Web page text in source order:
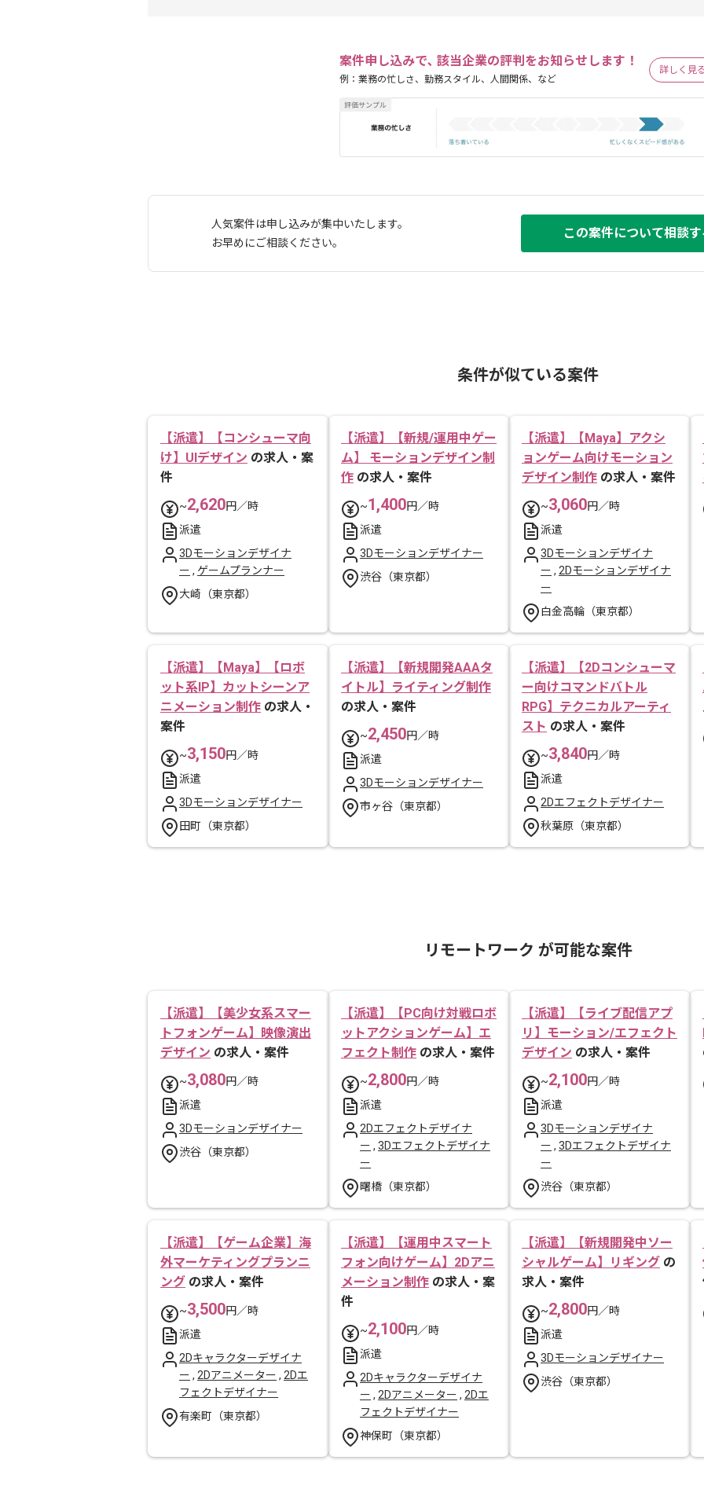
案件申し込みで､ 該当企業の評判をお知らせします！
例：業務の忙しさ、勤務スタイル、人間関係、など
詳しく見
人気案件は申し込みが集中いたします。
お早めにご相談ください。
この案件について相談
条件が似ている案件
【派遣】【コンシューマ向
け】UIデザイン の求人・案
件
~2,620円／時
派遣
3Dモーションデザイナ
ー , ゲームプランナー
大崎（東京都）
【派遣】【新規/運用中ゲー
ム】 モーションデザイン制
作 の求人・案件
~1,400円／時
派遣
3Dモーションデザイナー
渋谷（東京都）
【派遣】【Maya】アクシ
ョンゲーム向けモーション
デザイン制作 の求人・案件
~3,060円／時
派遣
3Dモーションデザイナ
ー , 2Dモーションデザイナ
ー
白金高輪（東京都）
【派遣】【Maya】【ロボ
ット系IP】カットシーンア
ニメーション制作 の求人・
案件
~3,150円／時
派遣
3Dモーションデザイナー
田町（東京都）
【派遣】【新規開発AAAタ
イトル】ライティング制作
の求人・案件
~2,450円／時
派遣
3Dモーションデザイナー
市ヶ谷（東京都）
【派遣】【2Dコンシューマ
ー向けコマンドバトル
RPG】テクニカルアーティ
スト の求人・案件
~3,840円／時
派遣
2Dエフェクトデザイナー
秋葉原（東京都）
リモートワーク が可能な案件
【派遣】【美少女系スマー
トフォンゲーム】映像演出
デザイン の求人・案件
~3,080円／時
派遣
3Dモーションデザイナー
渋谷（東京都）
【派遣】【PC向け対戦ロボ
ットアクションゲーム】エ
フェクト制作 の求人・案件
~2,800円／時
派遣
2Dエフェクトデザイナ
ー , 3Dエフェクトデザイナ
ー
曙橋（東京都）
【派遣】【ライブ配信アプ
リ】モーション/エフェクト
デザイン の求人・案件
~2,100円／時
派遣
3Dモーションデザイナ
ー , 3Dエフェクトデザイナ
ー
渋谷（東京都）
【派遣】【ゲーム企業】海
外マーケティングプランニ
ング の求人・案件
~3,500円／時
派遣
2Dキャラクターデザイナ
ー , 2Dアニメーター , 2Dエ
フェクトデザイナー
有楽町（東京都）
【派遣】【運用中スマート
フォン向けゲーム】2Dアニ
メーション制作 の求人・案
件
~2,100円／時
派遣
2Dキャラクターデザイナ
ー , 2Dアニメーター , 2Dエ
フェクトデザイナー
神保町（東京都）
【派遣】【新規開発中ソー
シャルゲーム】リギング の
求人・案件
~2,800円／時
派遣
3Dモーションデザイナー
渋谷（東京都）